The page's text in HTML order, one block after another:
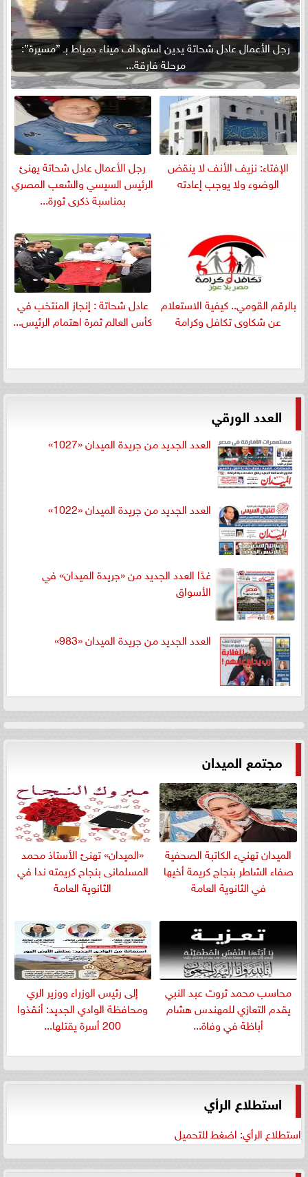
رجل الأعمال عادل شحاتة يدين استهداف ميناء دمياط بـ ”مسيرة”:
مرحلة فارقة...
الإفتاء: نزيف الأنف لا ينقض
الوضوء ولا يوجب إعادته
رجل الأعمال عادل شحاتة يهنئ
الرئيس السيسي والشعب المصري
بمناسبة ذكرى ثورة...
بالرقم القومي.. كيفية الاستعلام
عن شكاوى تكافل وكرامة
عادل شحاتة : إنجاز المنتخب في
كأس العالم ثمرة اهتمام الرئيس...
العدد الورقي
العدد الجديد من جريدة الميدان «1027»
العدد الجديد من جريدة الميدان «1022»
غدًا العدد الجديد من «جريدة الميدان» في
الأسواق
العدد الجديد من جريدة الميدان «983»
مجتمع الميدان
الميدان تهنيء الكاتبة الصحفية
صفاء الشاطر بنجاج كريمة أخيها
في الثانوية العامة
«الميدان» تهنئ الأستاذ محمد
المسلمانى بنجاح كريمته ندا في
الثانوية العامة
​محاسب محمد ثروت عبد النبي
يقدم التعازي للمهندس هشام
أباظة في وفاة...
إلى رئيس الوزراء ووزير الري
ومحافظة الوادي الجديد: أنقذوا
200 أسرة يقتلها...
استطلاع الرأي
استطلاع الرأي: اضغط للتحميل